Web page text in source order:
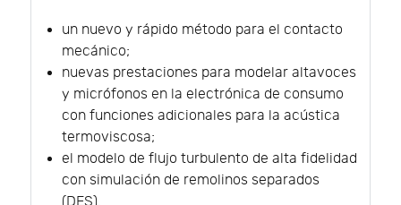
un nuevo y rápido método para el contacto
mecánico;
nuevas prestaciones para modelar altavoces
y micrófonos en la electrónica de consumo
con funciones adicionales para la acústica
termoviscosa;
el modelo de flujo turbulento de alta fidelidad
con simulación de remolinos separados